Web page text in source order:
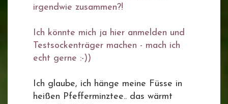
irgendwie zusammen?!
Ich könnte mich ja hier anmelden und
Testsockenträger machen - mach ich
echt gerne :-))
Ich glaube, ich hänge meine Füsse in
heißen Pfefferminztee.. das wärmt